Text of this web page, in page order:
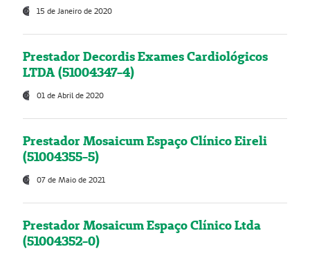
15 de Janeiro de 2020
Prestador Decordis Exames Cardiológicos
LTDA (51004347-4)
01 de Abril de 2020
Prestador Mosaicum Espaço Clínico Eireli
(51004355-5)
07 de Maio de 2021
Prestador Mosaicum Espaço Clínico Ltda
(51004352-0)